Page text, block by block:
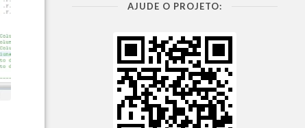
AJUDE O PROJETO: